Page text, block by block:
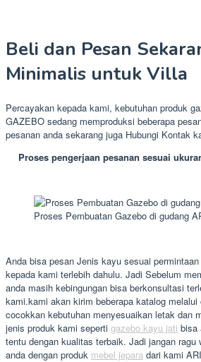
Beli dan Pesan
Minimalis untuk Villa
Percayakan kepada kami, kebutuhan produk
GAZEBO sedang memproduksi beberapa
pesanan anda sekarang juga Hubungi Kontak
Proses pengerjaan pesanan sesuai
Proses Pembuatan Gazebo di gudang
Anda bisa pesan Jenis kayu sesuai
kepada kami terlebih dahulu. Jadi Sebelum
anda masih kebingungan bisa berkonsultasi
kami.kami akan kirim beberapa katalog
cocokkan kebutuhan menyesuaikan letak dan
jenis produk kami seperti gazebo kayu jati bisa
tentu dengan kualitas terbaik. Jadi jangan ragu
anda dengan produk mebel jepara dari kami